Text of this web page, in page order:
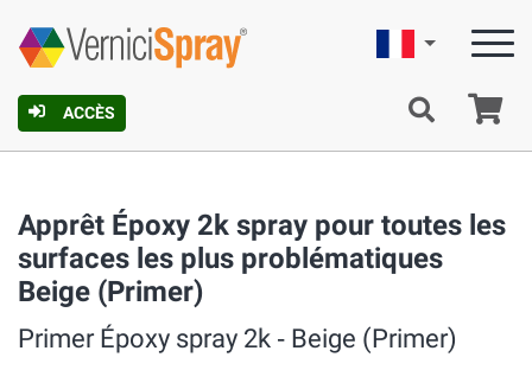
ACCÈS
Française
Apprêt Époxy 2k spray pour toutes les
surfaces les plus problématiques
Beige (Primer)
Primer Époxy spray 2k ‐ Beige (Primer)